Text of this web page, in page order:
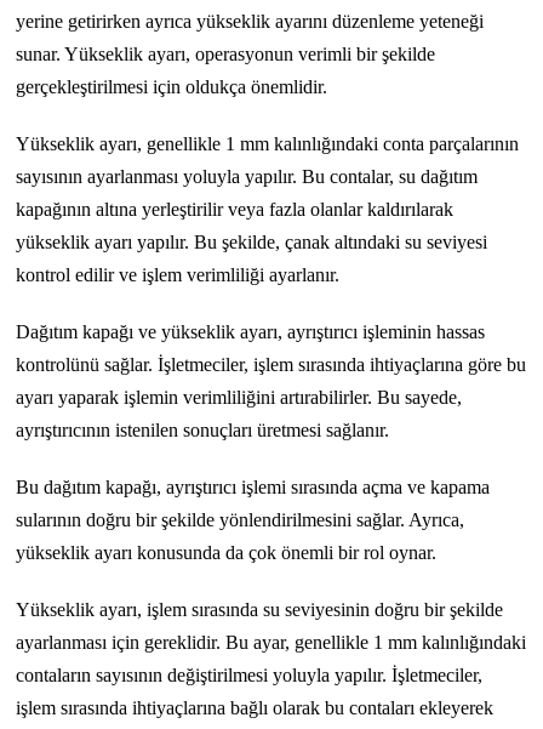
yerine getirirken ayrıca yükseklik ayarını düzenleme yeteneği
sunar. Yükseklik ayarı, operasyonun verimli bir şekilde
gerçekleştirilmesi için oldukça önemlidir.
Yükseklik ayarı, genellikle 1 mm kalınlığındaki conta parçalarının
sayısının ayarlanması yoluyla yapılır. Bu contalar, su dağıtım
kapağının altına yerleştirilir veya fazla olanlar kaldırılarak
yükseklik ayarı yapılır. Bu şekilde, çanak altındaki su seviyesi
kontrol edilir ve işlem verimliliği ayarlanır.
Dağıtım kapağı ve yükseklik ayarı, ayrıştırıcı işleminin hassas
kontrolünü sağlar. İşletmeciler, işlem sırasında ihtiyaçlarına göre bu
ayarı yaparak işlemin verimliliğini artırabilirler. Bu sayede,
ayrıştırıcının istenilen sonuçları üretmesi sağlanır.
Bu dağıtım kapağı, ayrıştırıcı işlemi sırasında açma ve kapama
sularının doğru bir şekilde yönlendirilmesini sağlar. Ayrıca,
yükseklik ayarı konusunda da çok önemli bir rol oynar.
Yükseklik ayarı, işlem sırasında su seviyesinin doğru bir şekilde
ayarlanması için gereklidir. Bu ayar, genellikle 1 mm kalınlığındaki
contaların sayısının değiştirilmesi yoluyla yapılır. İşletmeciler,
işlem sırasında ihtiyaçlarına bağlı olarak bu contaları ekleyerek